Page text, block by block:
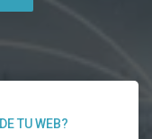
TU WEB?